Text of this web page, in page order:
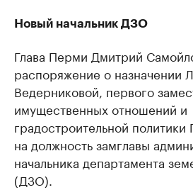
Новый начальник ДЗО
Глава Перми Дмитрий
распоряжение о назначении
Ведерниковой, первого
имущественных отношений и
градостроительной политики
на должность замглавы
начальника департамента
(ДЗО).